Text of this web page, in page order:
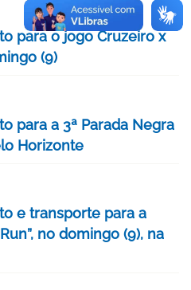
para o jogo Cruzeiro x
(9)
para a 3ª Parada Negra
Horizonte
e transporte para a
no domingo (9), na